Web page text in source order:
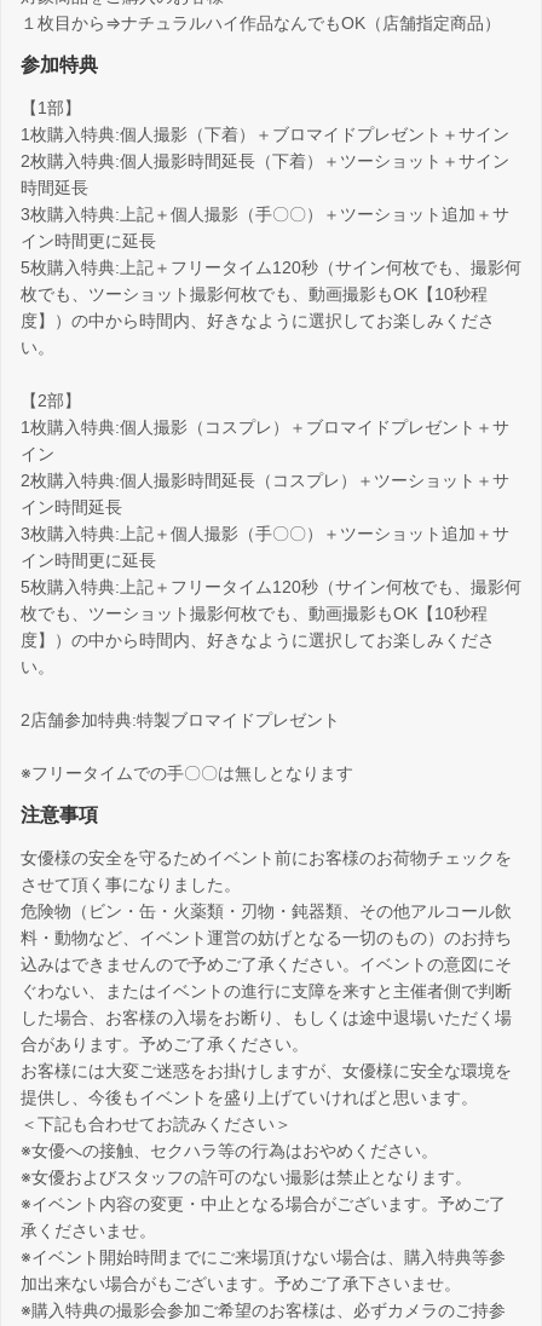
１枚目から⇒ナチュラルハイ作品なんでもOK（店舗指定商品）
参加特典
【1部】
1枚購入特典:個人撮影（下着）＋ブロマイドプレゼント＋サイン
2枚購入特典:個人撮影時間延長（下着）＋ツーショット＋サイン
時間延長
3枚購入特典:上記＋個人撮影（手〇〇）＋ツーショット追加＋サ
イン時間更に延長
5枚購入特典:上記＋フリータイム120秒（サイン何枚でも、撮影何
枚でも、ツーショット撮影何枚でも、動画撮影もOK【10秒程
度】）の中から時間内、好きなように選択してお楽しみくださ
い。
【2部】
1枚購入特典:個人撮影（コスプレ）＋ブロマイドプレゼント＋サ
イン
2枚購入特典:個人撮影時間延長（コスプレ）＋ツーショット＋サ
イン時間延長
3枚購入特典:上記＋個人撮影（手〇〇）＋ツーショット追加＋サ
イン時間更に延長
5枚購入特典:上記＋フリータイム120秒（サイン何枚でも、撮影何
枚でも、ツーショット撮影何枚でも、動画撮影もOK【10秒程
度】）の中から時間内、好きなように選択してお楽しみくださ
い。
2店舗参加特典:特製ブロマイドプレゼント
※フリータイムでの手〇〇は無しとなります
注意事項
女優様の安全を守るためイベント前にお客様のお荷物チェックを
させて頂く事になりました。
危険物（ビン・缶・火薬類・刃物・鈍器類、その他アルコール飲
料・動物など、イベント運営の妨げとなる一切のもの）のお持ち
込みはできませんので予めご了承ください。イベントの意図にそ
ぐわない、またはイベントの進行に支障を来すと主催者側で判断
した場合、お客様の入場をお断り、もしくは途中退場いただく場
合があります。予めご了承ください。
お客様には大変ご迷惑をお掛けしますが、女優様に安全な環境を
提供し、今後もイベントを盛り上げていければと思います。
＜下記も合わせてお読みください＞
※女優への接触、セクハラ等の行為はおやめください。
※女優およびスタッフの許可のない撮影は禁止となります。
※イベント内容の変更・中止となる場合がございます。予めご了
承くださいませ。
※イベント開始時間までにご来場頂けない場合は、購入特典等参
加出来ない場合がもございます。予めご了承下さいませ。
※購入特典の撮影会参加ご希望のお客様は、必ずカメラのご持参